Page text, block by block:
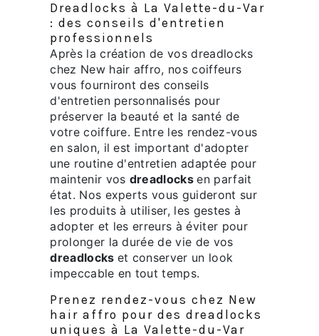
Dreadlocks à La Valette-du-Var
: des conseils d'entretien
professionnels
Après la création de vos dreadlocks
chez New hair affro, nos coiffeurs
vous fourniront des conseils
d'entretien personnalisés pour
préserver la beauté et la santé de
votre coiffure. Entre les rendez-vous
en salon, il est important d'adopter
une routine d'entretien adaptée pour
maintenir vos dreadlocksen parfait
état. Nos experts vous guideront sur
les produits à utiliser, les gestes à
adopter et les erreurs à éviter pour
prolonger la durée de vie de vos
dreadlocks et conserver un look
impeccable en tout temps.
Prenez rendez-vous chez New
hair affro pour des dreadlocks
uniques à La Valette-du-Var